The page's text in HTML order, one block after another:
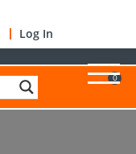
Log In
0